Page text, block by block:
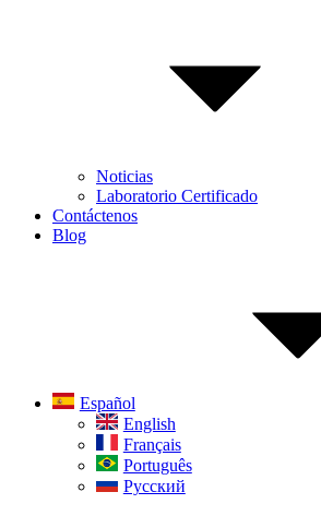
Noticias
Laboratorio Certificado
Contáctenos
Blog
Español
English
Français
Português
Русский